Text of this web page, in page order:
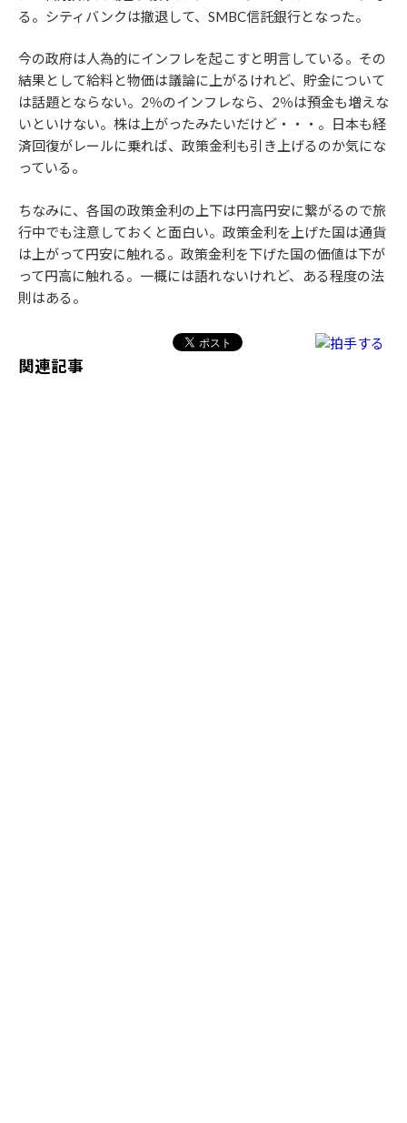
る。シティバンクは撤退して、SMBC信託銀行となった。
今の政府は人為的にインフレを起こすと明言している。その
結果として給料と物価は議論に上がるけれど、貯金について
は話題とならない。2％のインフレなら、2％は預金も増えな
いといけない。株は上がったみたいだけど・・・。日本も経
済回復がレールに乗れば、政策金利も引き上げるのか気にな
っている。
ちなみに、各国の政策金利の上下は円高円安に繋がるので旅
行中でも注意しておくと面白い。政策金利を上げた国は通貨
は上がって円安に触れる。政策金利を下げた国の価値は下が
って円高に触れる。一概には語れないけれど、ある程度の法
則はある。
関連記事